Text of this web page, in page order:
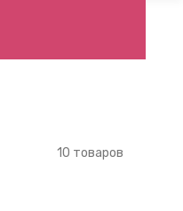
10 товаров